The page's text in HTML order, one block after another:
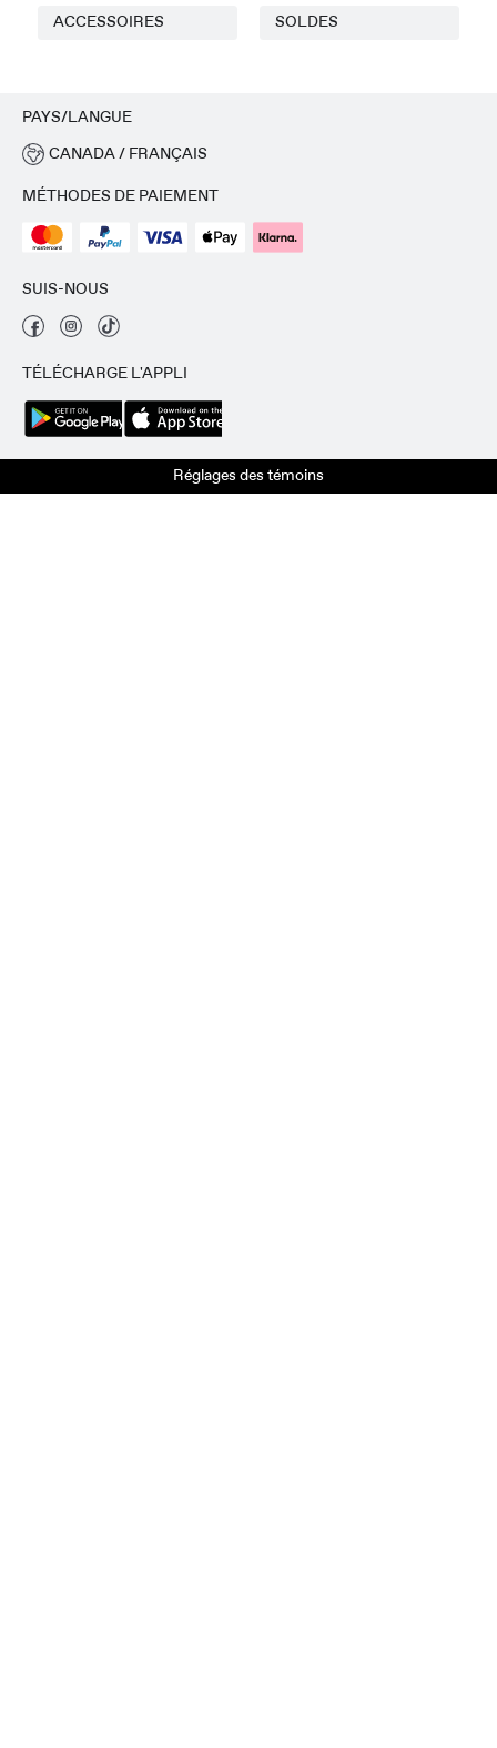
ACCESSOIRES SOLDES
PAYS/LANGUE
CANADA / FRANÇAIS
MÉTHODES DE PAIEMENT
SUIS-NOUS
TÉLÉCHARGE L'APPLI
Réglages des témoins